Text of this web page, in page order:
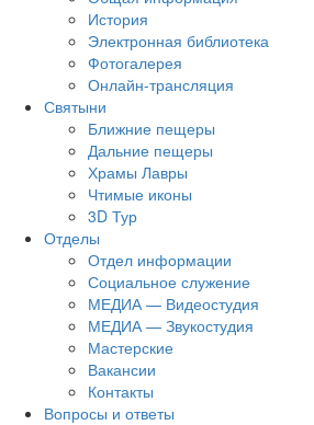
История
Электронная библиотека
Фотогалерея
Онлайн-трансляция
Святыни
Ближние пещеры
Дальние пещеры
Храмы Лавры
Чтимые иконы
3D Тур
Отделы
Отдел информации
Социальное служение
МЕДИА — Видеостудия
МЕДИА — Звукостудия
Мастерские
Вакансии
Контакты
Вопросы и ответы